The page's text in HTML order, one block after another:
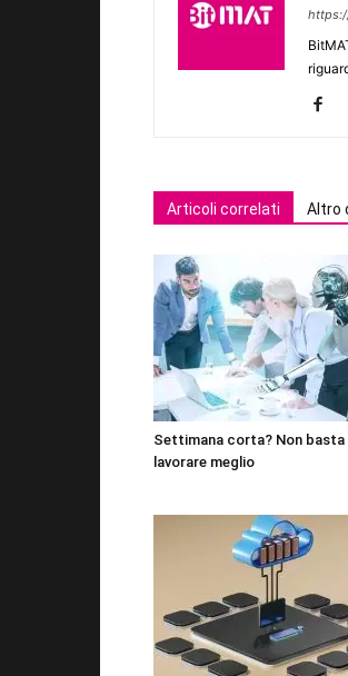
Articoli correlati Altro
Settimana corta? Non basta
lavorare meglio